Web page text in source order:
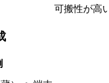
可搬性が高